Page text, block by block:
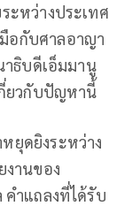
ะหว่างประเทศ
อกับศาลอาญา
าธิบดีเอ็มมานู
กี่ยวกับปัญหานี้
ยุดยิงระหว่าง
งานของ
ำแถลงที่ได้รับ